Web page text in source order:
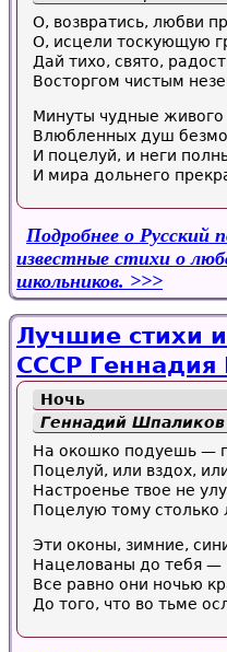
О, возвратись, любви
О, исцели тоскующую
Дай тихо, свято,
Восторгом чистым
Минуты чудные
Влюбленных душ
И поцелуй, и неги
И мира дольнего
Подробнее о Русский
известные стихи о
школьников.
Лучшие стихи
СССР
Ночь
Геннадий Шпаликов
На окошко подуешь —
Поцелуй, или вздох,
Настроенье твое не
Поцелую тому столько
Эти оконы, зимние,
Нацелованы до тебя —
Все равно они ночью
До того, что во тьме